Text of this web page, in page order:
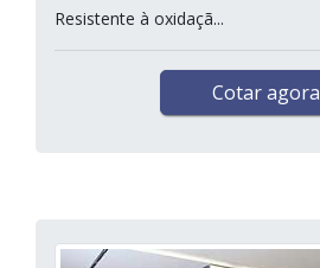
Resistente à oxidaçã...
Cotar agora